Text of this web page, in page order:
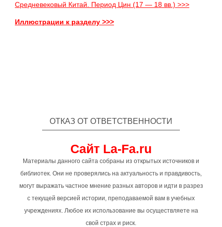
Средневековый Китай. Период Цин (17 — 18 вв.) >>>
Иллюстрации к разделу >>>
ОТКАЗ ОТ ОТВЕТСТВЕННОСТИ
Сайт La-Fa.ru
Материалы данного сайта собраны из открытых источников и
библиотек. Они не проверялись на актуальность и правдивость,
могут выражать частное мнение разных авторов и идти в разрез
с текущей версией истории, преподаваемой вам в учебных
учреждениях. Любое их использование вы осуществляете на
свой страх и риск.